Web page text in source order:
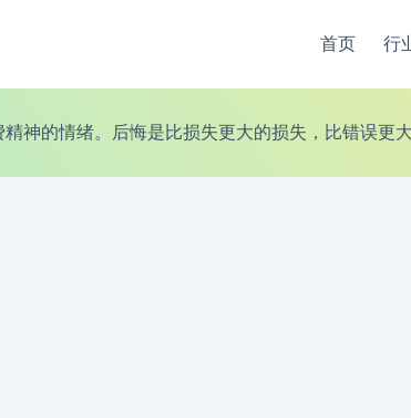
首页 行
神的情绪。后悔是比损失更大的损失，比错误更